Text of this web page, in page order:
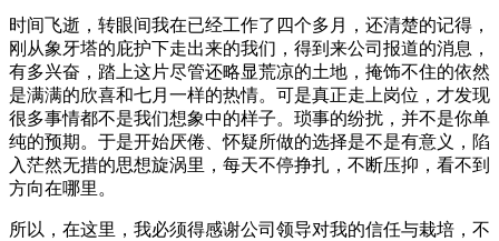
时间飞逝，转眼间我在已经工作了四个多月，还清楚的记得，
刚从象牙塔的庇护下走出来的我们，得到来公司报道的消息，
有多兴奋，踏上这片尽管还略显荒凉的土地，掩饰不住的依然
是满满的欣喜和七月一样的热情。可是真正走上岗位，才发现
很多事情都不是我们想象中的样子。琐事的纷扰，并不是你单
纯的预期。于是开始厌倦、怀疑所做的选择是不是有意义，陷
入茫然无措的思想旋涡里，每天不停挣扎，不断压抑，看不到
方向在哪里。
所以，在这里，我必须得感谢公司领导对我的信任与栽培，不